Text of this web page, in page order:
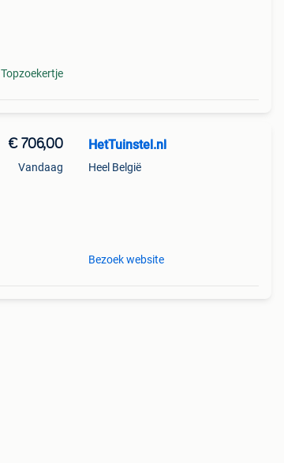
Topzoekertje
€ 706,00
Vandaag
HetTuinstel.nl
Heel België
Bezoek website